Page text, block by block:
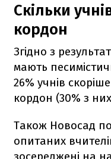
Скільки
кордон
Згідно з
мають
26% учнів
кордон (30% з них
Також Новосад
опитаних
зосереджені на